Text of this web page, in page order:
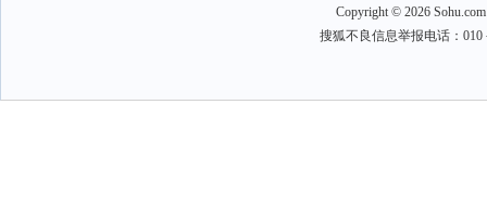
Copyright © 2026
搜狐不良信息举报电话：010